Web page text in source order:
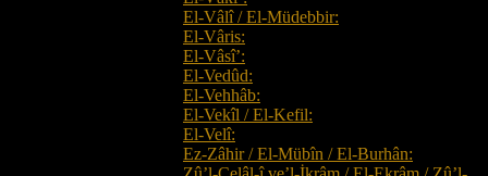
El-Vâlî / El-Müdebbir:
El-Vâris:
El-Vâsî’:
El-Vedûd:
El-Vehhâb:
El-Vekîl / El-Kefil:
El-Velî:
Ez-Zâhir / El-Mübîn / El-Burhân: